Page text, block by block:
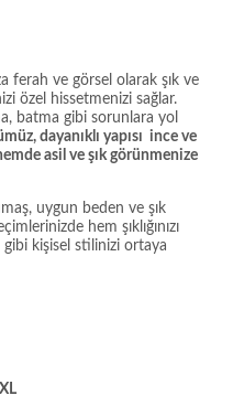
ferah ve görsel olarak şık ve
özel hissetmenizi sağlar.
batma gibi sorunlara yol
dayanıklı yapısı ince ve
asil ve şık görünmenize
uygun beden ve şık
hem şıklığınızı
gibi kişisel stilinizi ortaya